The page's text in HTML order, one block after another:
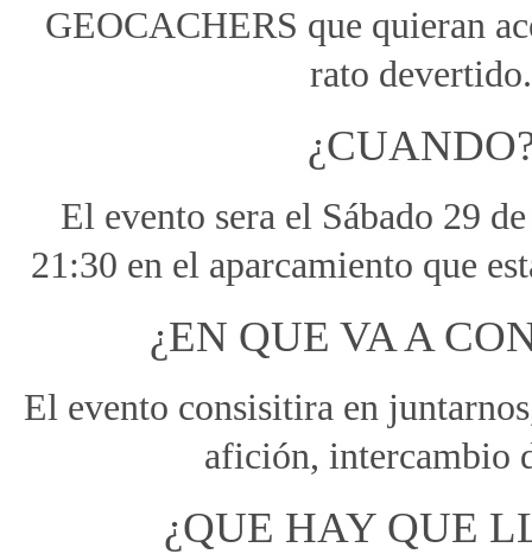
GEOCACHERS que quieran
rato devertido.
El evento sera el Sábado 29
21:30 en el aparcamiento que
¿EN QUE VA A
El evento consisitira en
afición, intercambio
¿QUE HAY QUE